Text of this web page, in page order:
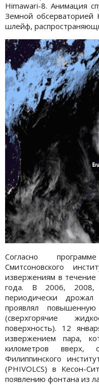
Himawari-8. Анимация
Земной обсерваторией
шлейф,
Согласно
Смитсоновского
извержениям в
года. В 2006, 2008,
периодически
проявлял повышенную
(сверхгорячие
поверхность). 12
извержением пара,
километров
Филиппинского
(PHIVOLCS) в Кесон-
появлению фонтана из